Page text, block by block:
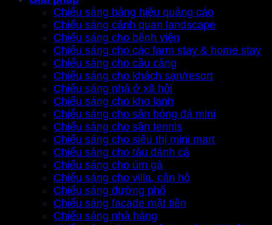
Chiếu sáng bảng hiệu quảng cáo
Chiếu sáng cảnh quan landscape
Chiếu sáng cho bệnh viện
Chiếu sáng cho các farm stay & home stay
Chiếu sáng cho cầu cảng
Chiếu sáng cho khách sạn/resort
Chiếu sáng nhà ở xã hội
Chiếu sáng cho kho lạnh
Chiếu sáng cho sân bóng đá mini
Chiếu sáng cho sân tennis
Chiếu sáng cho siêu thị mini mart
Chiếu sáng cho tàu đánh cá
Chiếu sáng cho úm gà
Chiếu sáng cho villa, căn hộ
Chiếu sáng đường phố
Chiếu sáng facade mặt tiền
Chiếu sáng nhà hàng